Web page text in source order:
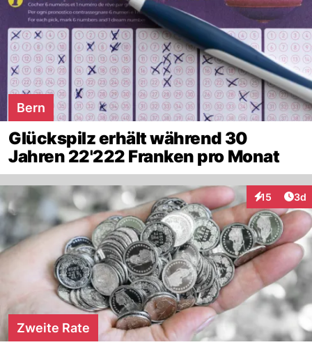
Bern
Glückspilz erhält während 30
Jahren 22'222 Franken pro Monat
15
Interaktionen
3d
Zweite Rate